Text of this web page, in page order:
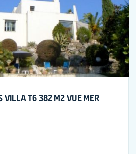
VILLA T6 382 M2 VUE MER